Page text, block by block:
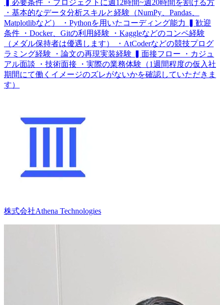
▍必要条件 ・プロジェクトに週12時間~週20時間を割ける方
・基本的なデータ分析スキルと経験（NumPy、Pandas、
Matplotlibなど） ・Pythonを用いたコーディング能力 ▍歓迎
条件 ・Docker、Gitの利用経験 ・Kaggleなどのコンペ経験
（メダル保持者は優遇します） ・AtCoderなどの競技プログ
ラミング経験 ・論文の再現実装経験 ▍面接フロー ・カジュ
アル面談 ・技術面接 ・実際の業務体験（1週間程度の仮入社
期間にて働くイメージのズレがないかを確認していただきま
す）
株式会社Athena Technologies